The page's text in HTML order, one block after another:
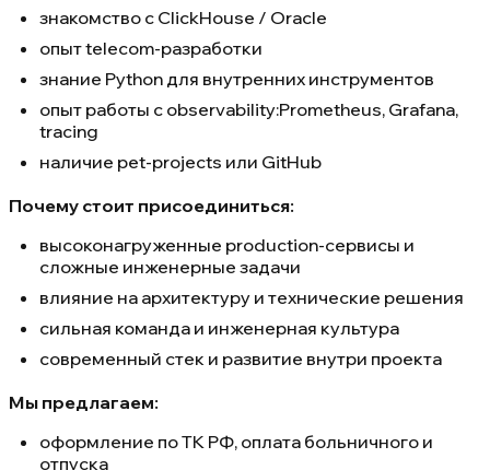
знакомство с ClickHouse / Oracle
опыт telecom-разработки
знание Python для внутренних инструментов
опыт работы с observability:Prometheus, Grafana,
tracing
наличие pet-projects или GitHub
Почему стоит присоединиться:
высоконагруженные production-сервисы и
сложные инженерные задачи
влияние на архитектуру и технические решения
сильная команда и инженерная культура
современный стек и развитие внутри проекта
Мы предлагаем:
оформление по ТК РФ, оплата больничного и
отпуска